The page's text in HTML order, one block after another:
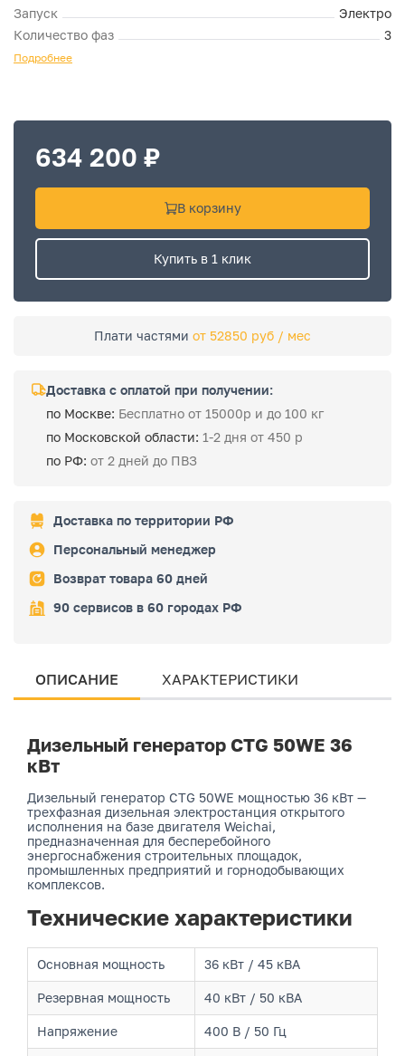
Запуск
Электро
Количество фаз
3
Подробнее
634 200 ₽
В корзину
Купить в 1 клик
Плати частями от 52850 руб / мес
Доставка с оплатой при получении:
по Москве: Бесплатно от 15000р и до 100 кг
по Московской области: 1-2 дня от 450 р
по РФ: от 2 дней до ПВЗ
Доставка по территории РФ
Персональный менеджер
Возврат товара 60 дней
90 сервисов в 60 городах РФ
ОПИСАНИЕ ХАРАКТЕРИСТИКИ
Дизельный генератор CTG 50WE 36
кВт
Дизельный генератор CTG 50WE мощностью 36 кВт —
трехфазная дизельная электростанция открытого
исполнения на базе двигателя Weichai,
предназначенная для бесперебойного
энергоснабжения строительных площадок,
промышленных предприятий и горнодобывающих
комплексов.
Технические характеристики
Основная мощность 36 кВт / 45 кВА
Резервная мощность 40 кВт / 50 кВА
Напряжение 400 В / 50 Гц